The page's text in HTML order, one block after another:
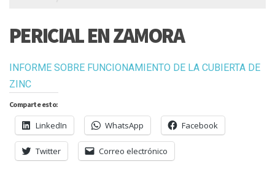
PERICIAL EN ZAMORA
INFORME SOBRE FUNCIONAMIENTO DE LA CUBIERTA DE
ZINC
Comparte esto:
LinkedIn WhatsApp Facebook
Twitter Correo electrónico